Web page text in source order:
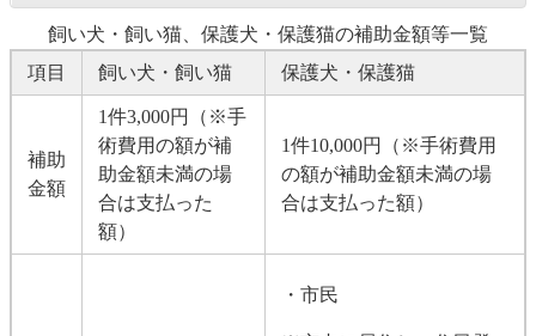
飼い犬・飼い猫、保護犬・保護猫の補助金額等一覧
項目
飼い犬・飼い猫 保護犬・保護猫
補助
金額
1件3,000円（※手
術費用の額が補
助金額未満の場
合は支払った
額）
1件10,000円（※手術費用
の額が補助金額未満の場
合は支払った額）
・市民